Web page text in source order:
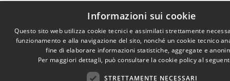
Informazioni sui cookie
Questo sito web utilizza cookie tecnici e assimilati strettamente
funzionamento e alla navigazione del sito, nonché un cookie tecnico
fine di elaborare informazioni statistiche, aggregate e
Per maggiori dettagli, può consultare la cookie policy al
STRETTAMENTE NECESSARI